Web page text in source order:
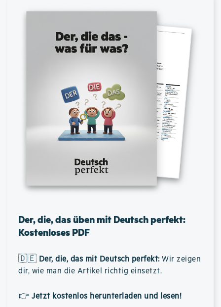
Der, die, das üben mit Deutsch perfekt:
Kostenloses PDF
🇩🇪 Der, die, das mit Deutsch perfekt: Wir zeigen
dir, wie man die Artikel richtig einsetzt.
👉 Jetzt kostenlos herunterladen und lesen!